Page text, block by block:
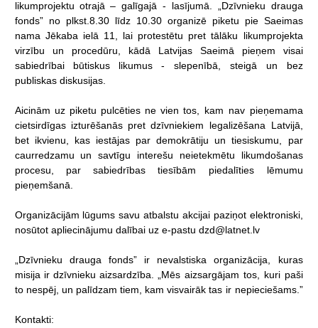
likumprojektu otrajā – galīgajā - lasījumā. „Dzīvnieku drauga
fonds” no plkst.8.30 līdz 10.30 organizē piketu pie Saeimas
nama Jēkaba ielā 11, lai protestētu pret tālāku
likumprojekta
virzību
un procedūru, kādā Latvijas Saeimā pieņem
visai
sabiedrībai
būtiskus likumus - slepenībā, steigā un
bez
publiskas diskusijas.
Aicinām uz piketu pulcēties ne vien tos, kam nav pieņemama
cietsirdīgas izturēšanās pret dzīvniekiem legalizēšana
Latvijā,
bet ikvienu, kas iestājas par demokrātiju un tiesiskumu,
par
caurredzamu un savtīgu interešu neietekmētu
likumdošanas
procesu,
par sabiedrības tiesībām piedalīties
lēmumu
pieņemšanā.
Organizācijām lūgums savu atbalstu akcijai paziņot elektroniski,
nosūtot apliecinājumu dalībai uz e-pastu dzd@latnet.lv
„Dzīvnieku drauga fonds” ir nevalstiska organizācija,
kuras
misija ir dzīvnieku aizsardzība. „Mēs aizsargājam tos, kuri paši
to nespēj, un palīdzam tiem, kam visvairāk tas ir nepieciešams.”
Kontakti: